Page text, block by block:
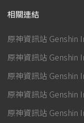
相關連結
原神資訊站 Genshin
原神資訊站 Genshin
原神資訊站 Genshin
原神資訊站 Genshin
原神資訊站 Genshin